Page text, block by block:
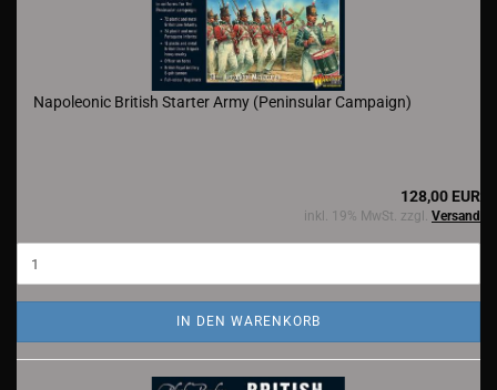
Napoleonic British Starter Army (Peninsular Campaign)
128,00 EUR
inkl. 19% MwSt. zzgl. Versand
IN DEN WARENKORB